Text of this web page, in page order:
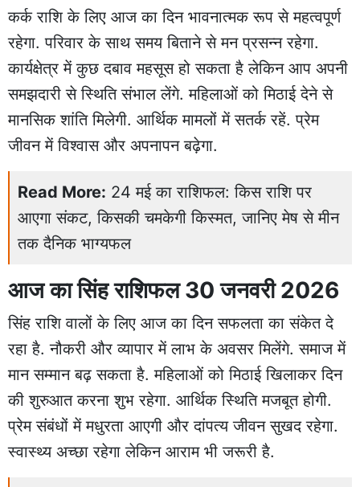
कर्क राशि के लिए आज का दिन भावनात्मक रूप से महत्वपूर्ण
रहेगा. परिवार के साथ समय बिताने से मन प्रसन्न रहेगा.
कार्यक्षेत्र में कुछ दबाव महसूस हो सकता है लेकिन आप अपनी
समझदारी से स्थिति संभाल लेंगे. महिलाओं को मिठाई देने से
मानसिक शांति मिलेगी. आर्थिक मामलों में सतर्क रहें. प्रेम
जीवन में विश्वास और अपनापन बढ़ेगा.
Read More: 24 मई का राशिफल: किस राशि पर
आएगा संकट, किसकी चमकेगी किस्मत, जानिए मेष से मीन
तक दैनिक भाग्यफल
आज का सिंह राशिफल 30 जनवरी 2026
सिंह राशि वालों के लिए आज का दिन सफलता का संकेत दे
रहा है. नौकरी और व्यापार में लाभ के अवसर मिलेंगे. समाज में
मान सम्मान बढ़ सकता है. महिलाओं को मिठाई खिलाकर दिन
की शुरुआत करना शुभ रहेगा. आर्थिक स्थिति मजबूत होगी.
प्रेम संबंधों में मधुरता आएगी और दांपत्य जीवन सुखद रहेगा.
स्वास्थ्य अच्छा रहेगा लेकिन आराम भी जरूरी है.